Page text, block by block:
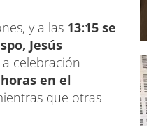
y a las 13:15 se
Jesús
celebración
horas en el
que otras